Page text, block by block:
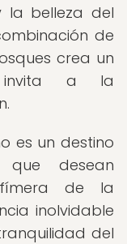
la belleza del
de
crea un
invita a la
es un destino
que desean
de la
inolvidable
del